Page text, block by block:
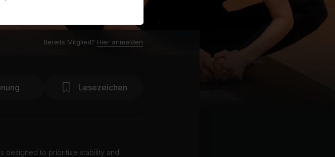
Bereits Mitglied? Hier anmelden
Lesezeichen
designed to prioritize stability and